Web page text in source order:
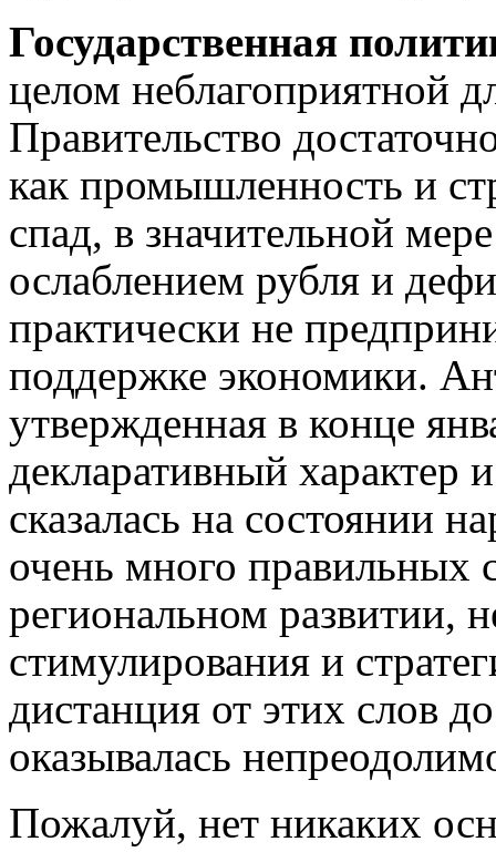
Государственная
целом неблагоприятной
Правительство
как промышленность и
спад, в значительной
ослаблением рубля и
практически не
поддержке экономики.
утвержденная в конце
декларативный характер
сказалась на состоянии
очень много правильных
региональном развитии,
стимулирования и
дистанция от этих слов
оказывалась
Пожалуй, нет никаких